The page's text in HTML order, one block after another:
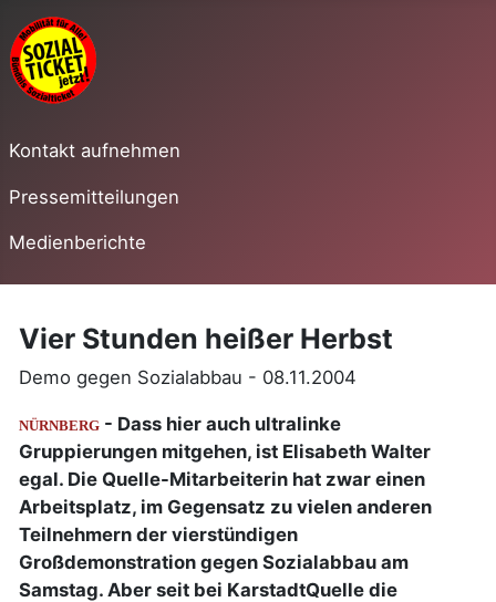
Kontakt aufnehmen
Pressemitteilungen
Medienberichte
Vier Stunden heißer Herbst
Demo gegen Sozialabbau - 08.11.2004
NÜRNBERG- Dass hier auch ultralinke
Gruppierungen mitgehen, ist Elisabeth Walter
egal. Die Quelle-Mitarbeiterin hat zwar einen
Arbeitsplatz, im Gegensatz zu vielen anderen
Teilnehmern der vierstündigen
Großdemonstration gegen Sozialabbau am
Samstag. Aber seit bei KarstadtQuelle die